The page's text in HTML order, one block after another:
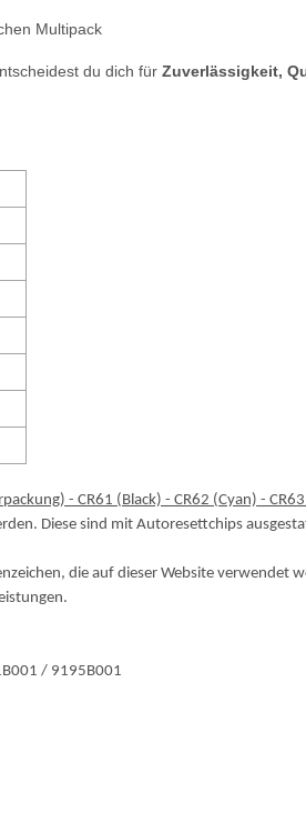
Multipack
du dich für Zuverlässigkeit,
- CR61 (Black) - CR62 (Cyan) -
Diese sind mit Autoresettchips
die auf dieser Website
/ 9195B001